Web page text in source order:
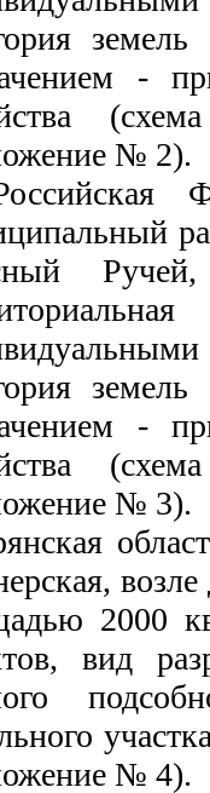
-
№ 2).
Ручей,
-
№ 3).
2000
вид
№ 4).